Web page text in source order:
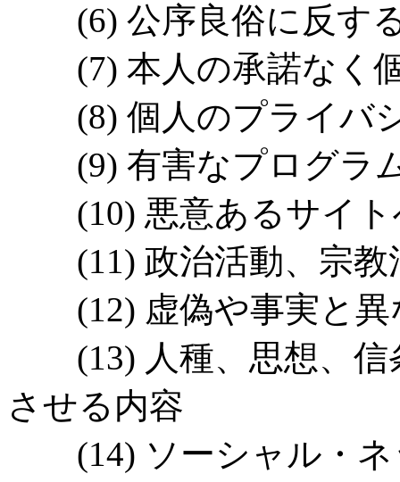
(6) 公序良俗に反す
(7) 本人の承諾なく個
(8) 個人のプライバ
(9) 有害なプログラ
(10) 悪意あるサイト
(11) 政治活動、宗教
(12) 虚偽や事実と異
(13) 人種、思想、信
させる内容
(14) ソーシャル・ネ